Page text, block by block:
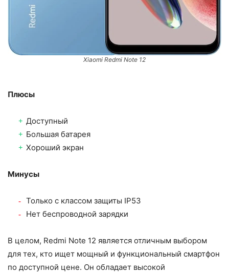
Xiaomi Redmi Note 12
Плюсы
Доступный
Большая батарея
Хороший экран
Минусы
Только с классом защиты IP53
Нет беспроводной зарядки
В целом, Redmi Note 12 является отличным выбором
для тех, кто ищет мощный и функциональный смартфон
по доступной цене. Он обладает высокой